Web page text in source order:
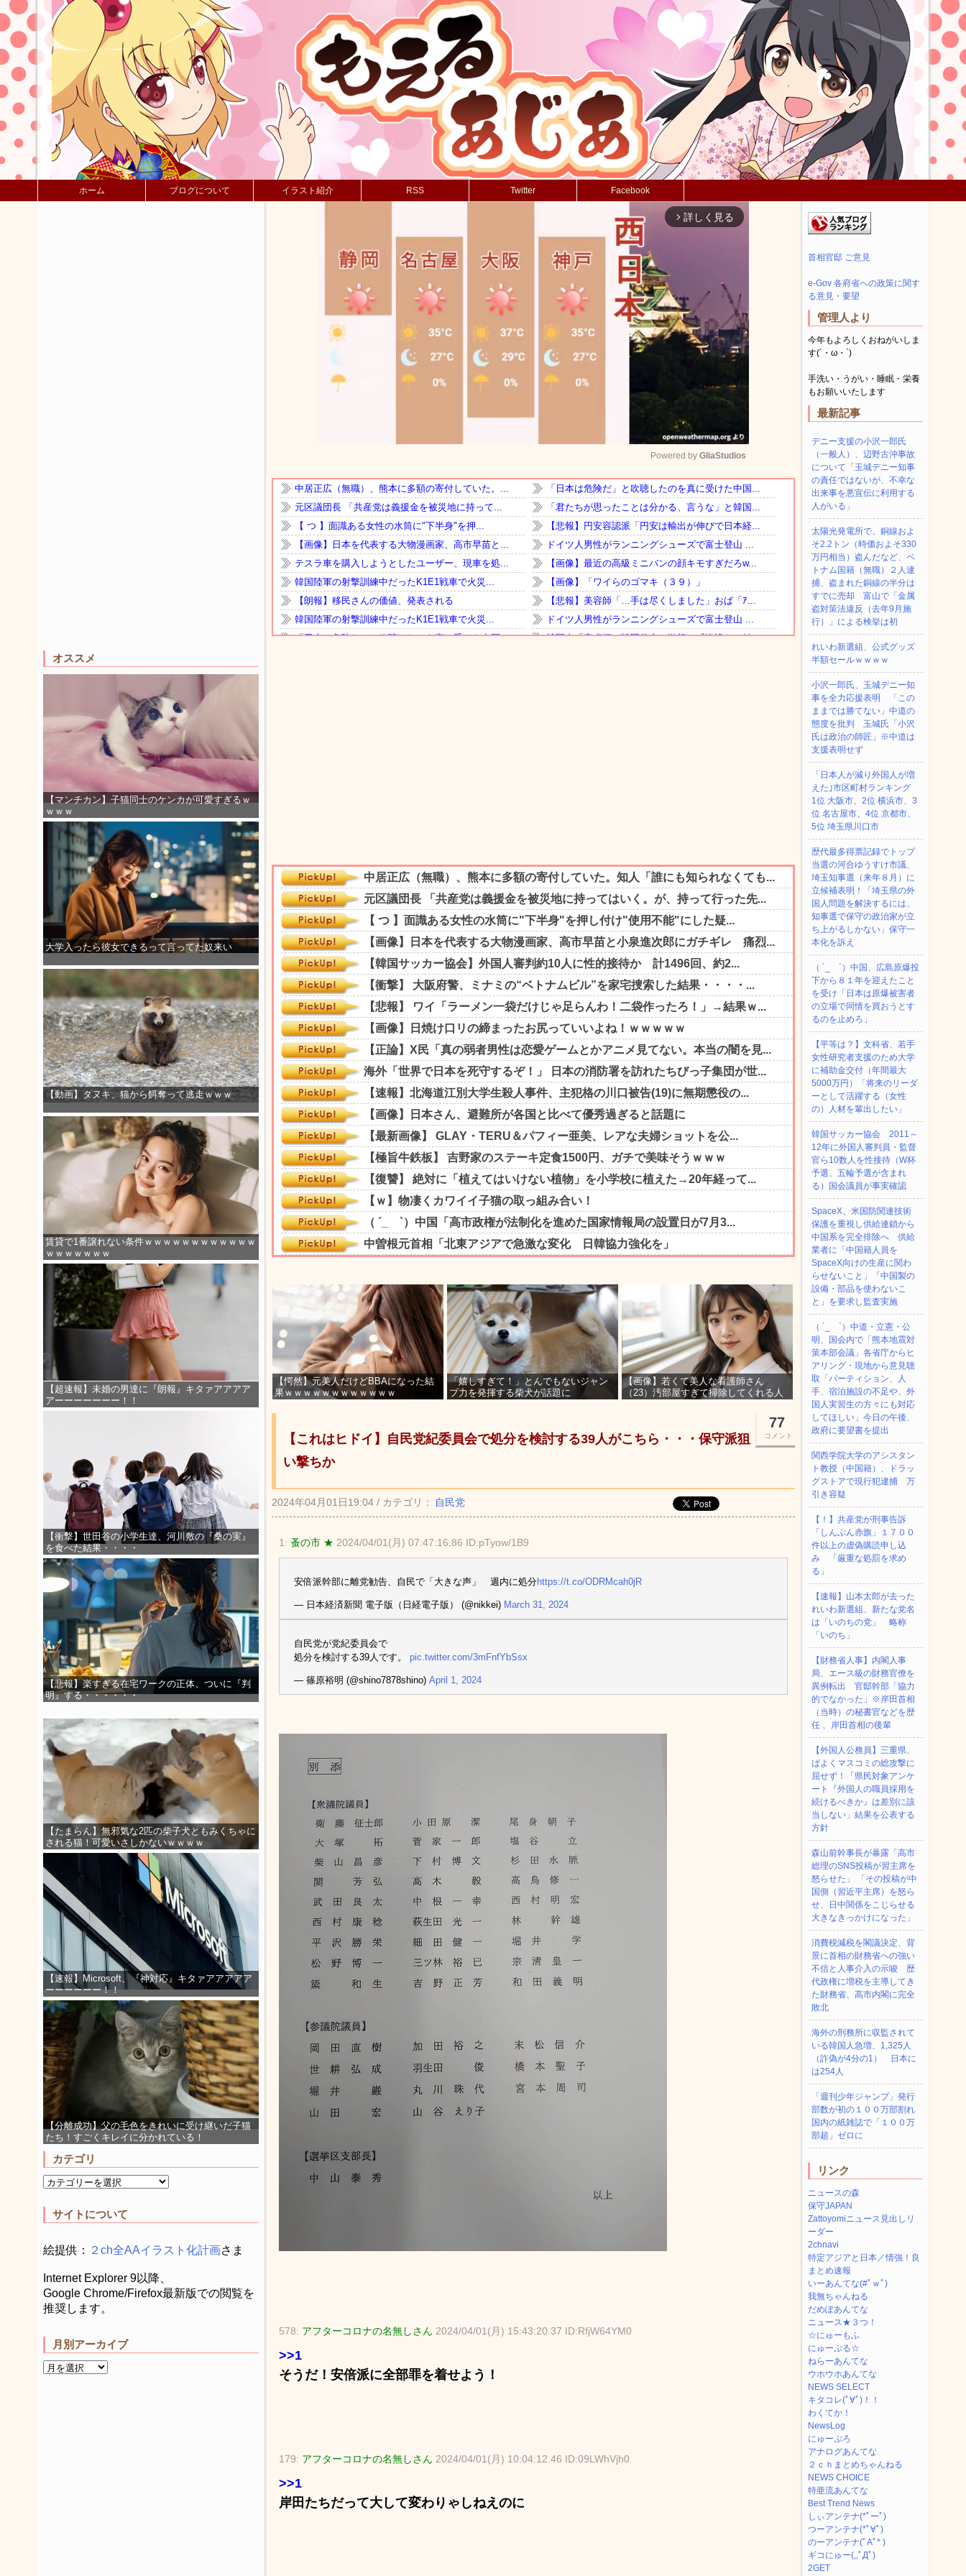
ホーム ブログについて イラスト紹介 RSS Twitter Facebook
オススメ
【マンチカン】子猫同士のケンカが可愛すぎるｗ
ｗｗｗ
大学入ったら彼女できるって言ってた奴来い
【動画】タヌキ、猫から餌奪って逃走ｗｗｗ
賃貸で1番譲れない条件ｗｗｗｗｗｗｗｗｗｗｗｗ
ｗｗｗｗｗｗｗ
【超速報】未婚の男達に『朗報』キタァアアアア
アーーーーーーー！！
【衝撃】世田谷の小学生達、河川敷の『桑の実』
を食べた結果・・・・
【悲報】楽すぎる在宅ワークの正体、ついに『判
明』する・・・・・・
【たまらん】無邪気な2匹の柴子犬ともみくちゃに
される猫！可愛いさしかないｗｗｗｗ
【速報】Microsoft、『神対応』キタァアアアアア
ーーーーーー！！
【分離成功】父の毛色をきれいに受け継いだ子猫
たち！すごくキレイに分かれている！
カテゴリ
サイトについて
絵提供： ２ch全AAイラスト化計画さま
Internet Explorer 9以降、
Google Chrome/Firefox最新版での閲覧を
推奨します。
月別アーカイブ
arrow_forward_ios 詳しく見る
Mute
Powered by GliaStudios
【愕然】元美人だけどBBAになった結
果ｗｗｗｗｗｗｗｗｗｗｗｗ
「嬉しすぎて！」とんでもないジャン
プ力を発揮する柴犬が話題に
【画像】若くて美人な看護師さん
（23）汚部屋すぎて掃除してくれる人
77
コメント
【これはヒドイ】自民党紀委員会で処分を検討する39人がこちら・・・保守派狙
い撃ちか
2024年04月01日19:04 / カテゴリ： 自民党
1: 蚤の市 ★ 2024/04/01(月) 07:47:16.86 ID:pTyow/1B9
安倍派幹部に離党勧告、自民で「大きな声」 週内に処分https://t.co/ODRMcah0jR
— 日本経済新聞 電子版（日経電子版） (@nikkei) March 31, 2024
自民党が党紀委員会で
処分を検討する39人です。 pic.twitter.com/3mFnfYbSsx
— 篠原裕明 (@shino7878shino) April 1, 2024
578: アフターコロナの名無しさん 2024/04/01(月) 15:43:20.37 ID:RfjW64YM0
>>1
そうだ！安倍派に全部罪を着せよう！
179: アフターコロナの名無しさん 2024/04/01(月) 10:04:12.46 ID:09LWhVjh0
>>1
岸田たちだって大して変わりゃしねえのに
首相官邸 ご意見
e-Gov 各府省への政策に関す
る意見・要望
管理人より
今年もよろしくおねがいしま
す(´・ω・`)
手洗い・うがい・睡眠・栄養
もお願いいたします
最新記事
デニー支援の小沢一郎氏
（一般人）、辺野古沖事故
について「玉城デニー知事
の責任ではないが、不幸な
出来事を悪宣伝に利用する
人がいる」
太陽光発電所で、銅線およ
そ2.2トン（時価およそ330
万円相当）盗んだなど、ベ
トナム国籍（無職）２人逮
捕、盗まれた銅線の半分は
すでに売却 富山で「金属
盗対策法違反（去年9月施
行）」による検挙は初
れいわ新選組、公式グッズ
半額セールｗｗｗｗ
小沢一郎氏、玉城デニー知
事を全力応援表明 「この
ままでは勝てない」中道の
態度を批判 玉城氏「小沢
氏は政治の師匠」※中道は
支援表明せず
「日本人が減り外国人が増
えた｣市区町村ランキング
1位 大阪市、2位 横浜市、3
位 名古屋市、4位 京都市、
5位 埼玉県川口市
歴代最多得票記録でトップ
当選の河合ゆうすけ市議、
埼玉知事選（来年８月）に
立候補表明！「埼玉県の外
国人問題を解決するには、
知事選で保守の政治家が立
ち上がるしかない」保守一
本化を訴え
（ ´_ゝ`）中国、広島原爆投
下から８１年を迎えたこと
を受け「日本は原爆被害者
の立場で同情を買おうとす
るのを止めろ」
【平等は？】文科省、若手
女性研究者支援のため大学
に補助金交付（年間最大
5000万円）「将来のリーダ
ーとして活躍する（女性
の）人材を輩出したい」
韓国サッカー協会 2011～
12年に外国人審判員・監督
官ら10数人を性接待（W杯
予選、五輪予選が含まれ
る）国会議員が事実確認
SpaceX、米国防関連技術
保護を重視し供給連鎖から
中国系を完全排除へ 供給
業者に「中国籍人員を
SpaceX向けの生産に関わ
らせないこと」「中国製の
設備・部品を使わないこ
と」を要求し監査実施
（ ´_ゝ`）中道・立憲・公
明、国会内で「熊本地震対
策本部会議」各省庁からヒ
アリング・現地から意見聴
取「パーティション、人
手、宿泊施設の不足や、外
国人実習生の方々にも対応
してほしい」今日の午後、
政府に要望書を提出
関西学院大学のアシスタン
ト教授（中国籍）、ドラッ
グストアで現行犯逮捕 万
引き容疑
【！】共産党が刑事告訴
「しんぶん赤旗」１７００
件以上の虚偽購読申し込
み 「厳重な処罰を求め
る」
【速報】山本太郎が去った
れいわ新選組、新たな党名
は「いのちの党」 略称
「いのち」
【財務省人事】内閣人事
局、エース級の財務官僚を
異例転出 官邸幹部「協力
的でなかった」※岸田首相
（当時）の秘書官などを歴
任 、岸田首相の後輩
【外国人公務員】三重県、
ぱよくマスコミの総攻撃に
屈せず！「県民対象アンケ
ート『外国人の職員採用を
続けるべきか』は差別に該
当しない」結果を公表する
方針
森山前幹事長が暴露「高市
総理のSNS投稿が習主席を
怒らせた」 「その投稿が中
国側（習近平主席）を怒ら
せ、日中関係をこじらせる
大きなきっかけになった」
消費税減税を閣議決定、背
景に首相の財務省への強い
不信と人事介入の示唆 歴
代政権に増税を主導してき
た財務省、高市内閣に完全
敗北
海外の刑務所に収監されて
いる韓国人急増、1,325人
（詐偽が4分の1） 日本に
は254人
「週刊少年ジャンプ」発行
部数が初の１００万部割れ
国内の紙雑誌で「１００万
部超」ゼロに
リンク
ニュースの森
保守JAPAN
Zattoyomiニュース見出しリ
ーダー
2chnavi
特定アジアと日本／情強！良
まとめ速報
いーあんてな(#ﾟｗﾟ)
我無ちゃんねる
だめぽあんてな
ニュース★３つ！
☆にゅーもふ
にゅーぷる☆
ねらーあんてな
ウホウホあんてな
NEWS SELECT
キタコレ(ﾟ∀ﾟ)！！
わくてか！
NewsLog
にゅーぷろ
アナログあんてな
２ｃｈまとめちゃんねる
NEWS CHOICE
特亜流あんてな
Best Trend News
しぃアンテナ(*ﾟーﾟ)
つーアンテナ(*ﾟ∀ﾟ)
のーアンテナ(ﾟAﾟ* )
ギコにゅー(,,ﾟДﾟ)
2GET